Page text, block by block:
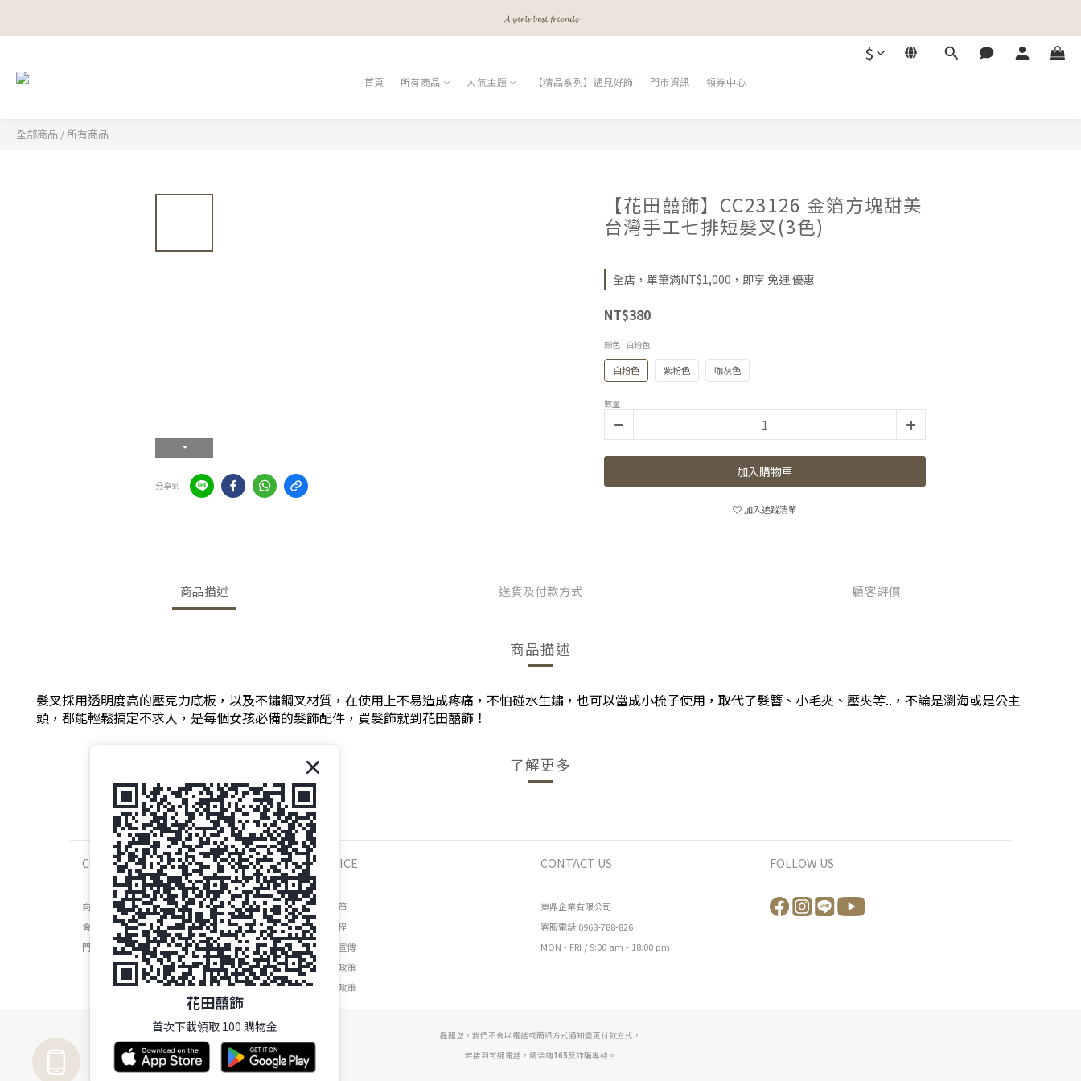
𝓐 𝓰𝓲𝓻𝓵𝓼 𝓫𝓮𝓼𝓽 𝓯𝓻𝓲𝓮𝓷𝓭𝓼
𝓐 𝓰𝓲𝓻𝓵𝓼 𝓫𝓮𝓼𝓽 𝓯𝓻𝓲𝓮𝓷𝓭𝓼
𝓐 𝓰𝓲𝓻𝓵𝓼 𝓫𝓮𝓼𝓽 𝓯𝓻𝓲𝓮𝓷𝓭𝓼
$
首頁 所有商品 人氣主題 【精品系列】遇見好飾 門市資訊 領券中心
全部商品 / 所有商品
分享到
【花田囍飾】CC23126 金箔方塊甜美
台灣手工七排短髮叉(3色)
全店，單筆滿NT$1,000，即享 免運 優惠
NT$380
顏色 : 白粉色
白粉色 紫粉色 咖灰色
數量
加入購物車
加入追蹤清單
商品描述 送貨及付款方式 顧客評價
商品描述
髮叉採用透明度高的壓克力底板，以及不鏽鋼叉材質，在使用上不易造成疼痛，不怕碰水生鏽，也可以當成小梳子使用，取代了髮簪、小毛夾、壓夾等..，不論是瀏海或是公主
頭，都能輕鬆搞定不求人，是每個女孩必備的髮飾配件，買髮飾就到花田囍飾！
了解更多
COMPANY
商店介紹
會員權益
門市資訊
SERVICE
運送政策
維修流程
防詐騙宣傳
退換貨政策
隱私權政策
CONTACT US
東鼎企業有限公司
客服電話 0968-788-826
MON - FRI / 9:00 am - 18:00 pm
FOLLOW US
提醒您，我們不會以電話或簡訊方式通知變更付款方式，
若接到可疑電話，請洽詢165反詐騙專線。
花田囍飾
首次下載領取 100 購物金